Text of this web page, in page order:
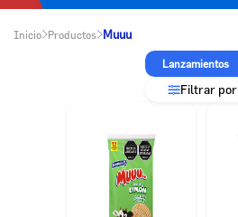
Inicio Productos Muuu
Lanzamientos
Filtrar por